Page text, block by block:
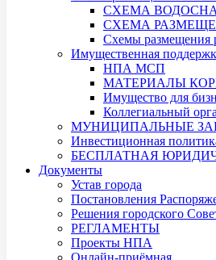
СХЕМА
СХЕМА
Схемы размещения
Имущественная
НПА МСП
МАТЕРИАЛЫ
Имущество для
Коллегиальный
МУНИЦИПАЛЬНЫЕ
Инвестиционная
БЕСПЛАТНАЯ
Документы
Устав города
Постановления
Решения городского
РЕГЛАМЕНТЫ
Проекты НПА
Онлайн-приёмная